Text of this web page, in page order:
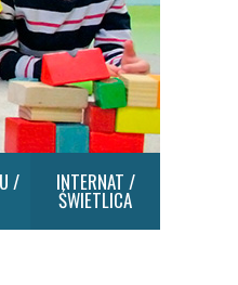
/ INTERNAT /
ŚWIETLICA